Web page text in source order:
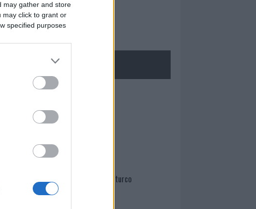
may gather and store
may click to grant or
specified purposes
NECROLOGIE
Martina Agostina Diturco